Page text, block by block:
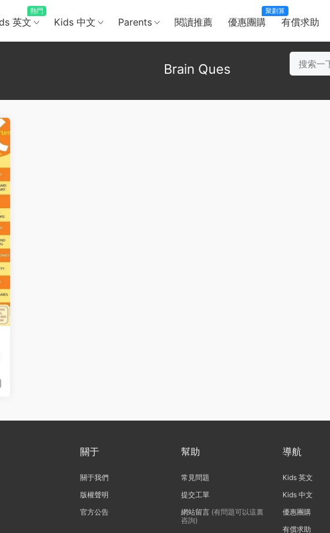
英文
熱門
Kids 中文 Parents 閱讀推薦 優惠團購
聚劃算
有償求助
Brain Ques
關于
關于我們
版權聲明
官方公告
幫助
常見問題
提交工單
網站留言 (有問題可以這裏
咨詢)
導航
Kids 英文
Kids 中文
優惠團購
有償求助